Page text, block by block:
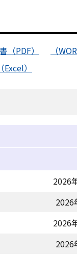
（PDF）
（
）
2026
2026
2026
2026